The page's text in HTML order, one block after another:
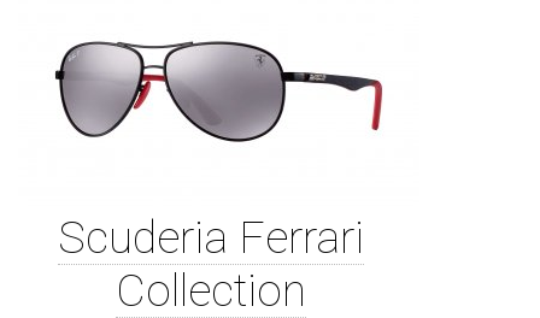
Scuderia Ferrari
Collection